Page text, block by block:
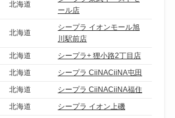
北海道
ール店
北海道
シープラ イオンモール旭
川駅前店
北海道
シープラ+ 狸小路2丁目店
北海道
シープラ CiiNACiiNA屯田
北海道
シープラ CiiNACiiNA福住
北海道
シープラ イオン上磯